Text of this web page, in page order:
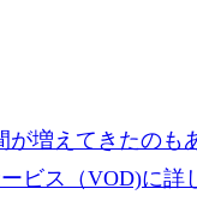
増えてきたのも
ビス（VOD)に詳